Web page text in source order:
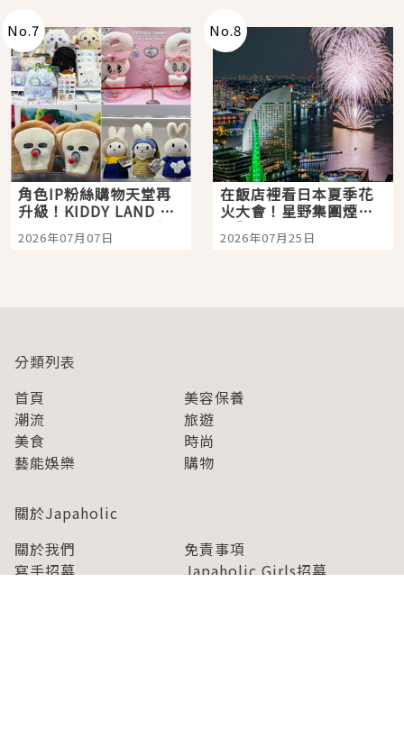
No.7
角色IP粉絲購物天堂再
升級！KIDDY LAND 原
宿店吉伊卡哇迎客，新
開幕 OMOKADO 店3分
2026年07月07日
No.8
在飯店裡看日本夏季花
火大會！星野集團煙火
景觀飯店6選，讓你不用
人擠人悠閒欣賞
2026年07月25日
分類列表
首頁
美容保養
潮流
旅遊
美食
時尚
藝能娛樂
購物
關於Japaholic
關於我們
免責事項
寫手招募
Japaholic Girls招募